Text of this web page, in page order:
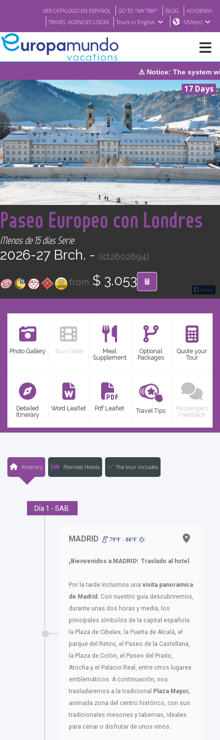
VER CATÁLOGO EN ESPAÑOL GO TO "MY TRIP" BLOG
ACADEMIA
TRAVEL AGENCIES LOGIN
Tours in English USA(en)
BROCHURE PDF
WHERE TO BUY
FEATURED
ABOUT US
CONTACT
Find your Tour
⚠️ Notice: The system will be under
17 Days
<
Paseo Europeo con Londres
Menos de 15 días Serie
2026-27 Brch. - (id:2602694)
from $ 3.053
Photo Gallery Tour Video
Meal
Supplement
Optional
Packages
Quote your
Tour
Detailed
Itinerary
Word Leaflet Pdf Leaflet Travel Tips
Passengers
Feedback
Itinerary Planned Hotels The tour includes
Día 1 - SAB.
MADRID 79ºF - 86ºF
¡Bienvenidos a MADRID!. Traslado al hotel.
Por la tarde incluimos una visita panorámica
de Madrid. Con nuestro guía descubriremos,
durante unas dos horas y media, los
principales símbolos de la capital española:
la Plaza de Cibeles, la Puerta de Alcalá, el
parque del Retiro, el Paseo de la Castellana,
la Plaza de Colón, el Paseo del Prado,
Atocha y el Palacio Real, entre otros lugares
emblemáticos. A continuación, nos
trasladaremos a la tradicional
Plaza Mayor,
animada zona del centro histórico, con sus
tradicionales mesones y tabernas, ideales
para cenar o disfrutar de unos vinos.